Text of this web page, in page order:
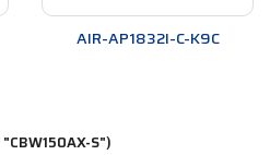
AIR-AP1832I-C-K9C
"CBW150AX-S")